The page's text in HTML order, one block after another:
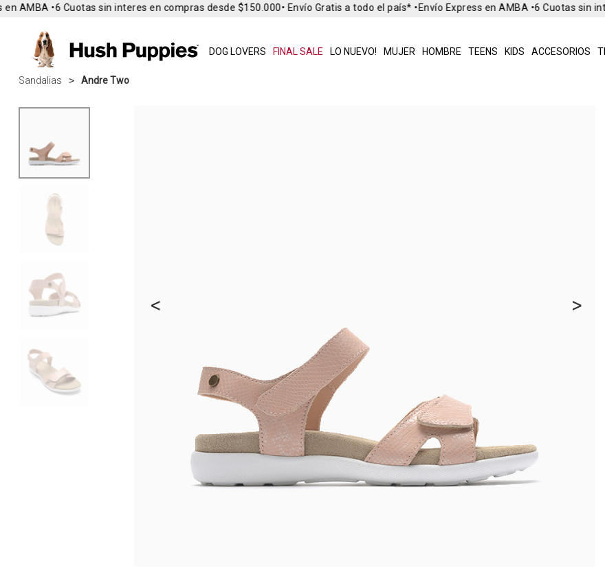
DOG LOVERS FINAL SALE LO NUEVO! MUJER HOMBRE TEENS KIDS ACCESORIOS
AMBA •6 Cuotas sin interes en compras desde $150.000• Envío Gratis a todo el país* •Envío Express en AMBA •6 Cuotas sin
Sandalias Andre Two
< >